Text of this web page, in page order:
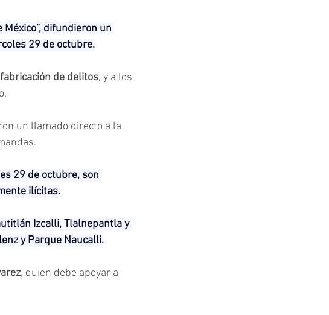
difundieron un
29 de octubre.
de delitos, y a los
un llamado directo a la
29 de octubre, son
ilícitas.
Izcalli, Tlalnepantla y
y Parque Naucalli.
, quien debe apoyar a